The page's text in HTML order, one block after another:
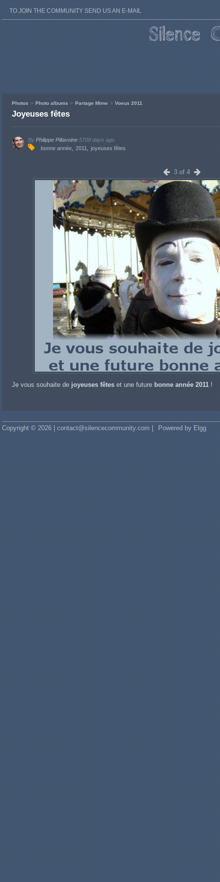
TO JOIN THE COMMUNITY SEND US AN E-MAIL
Photos Photo albums Partage Mime Voeux 2011
Joyeuses fêtes
By Philippe Pillavoine 5709 days ago
bonne année
2011 joyeuses fêtes
3 of 4
Je vous souhaite de joyeuses fêtes et une future bonne année 2011 !
Copyright © 2026 | contact@silencecommunity.com | Powered by Elgg